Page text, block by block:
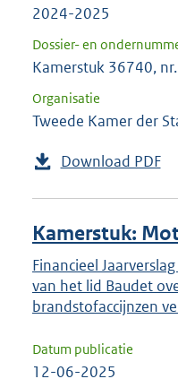
2024-2025
Dossier- en
Kamerstuk 36740,
Organisatie
Tweede Kamer der
Download PDF
Kamerstuk:
Financieel
van het lid Baudet
brandstofaccijnzen
Datum publicatie
12-06-2025